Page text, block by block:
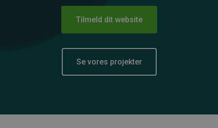
Tilmeld dit website
Se vores projekter